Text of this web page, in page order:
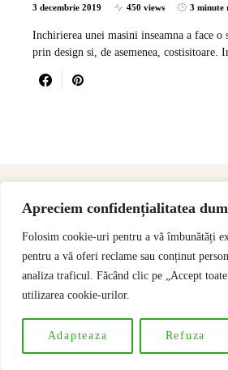
Apreciem confidențialitatea
Folosim cookie-uri pentru a vă îmbunătăți
pentru a vă oferi reclame sau conținut
analiza traficul. Făcând clic pe „Accept
utilizarea cookie-urilor.
Adapteaza Refuza
3 decembrie 2019 450 views 3 minute
Inchirierea unei masini inseamna a face
prin design si, de asemenea, costisitoare.